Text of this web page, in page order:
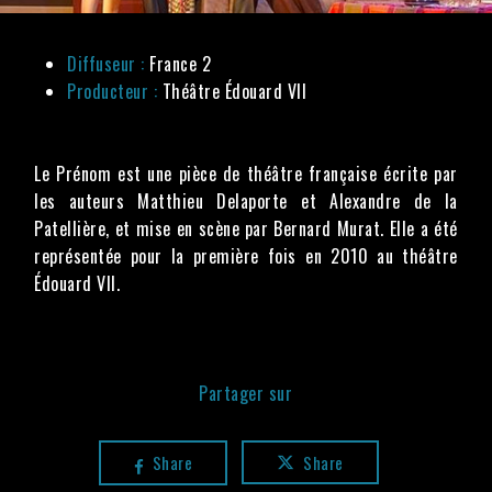
Diffuseur : France 2
Producteur : Théâtre Édouard VII
Le Prénom est une pièce de théâtre française écrite par
les auteurs Matthieu Delaporte et Alexandre de la
Patellière, et mise en scène par Bernard Murat. Elle a été
représentée pour la première fois en 2010 au théâtre
Édouard VII.
Partager sur
Share Share